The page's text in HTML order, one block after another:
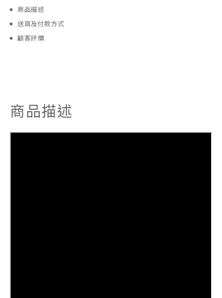
商品描述
送貨及付款方式
顧客評價
商品描述